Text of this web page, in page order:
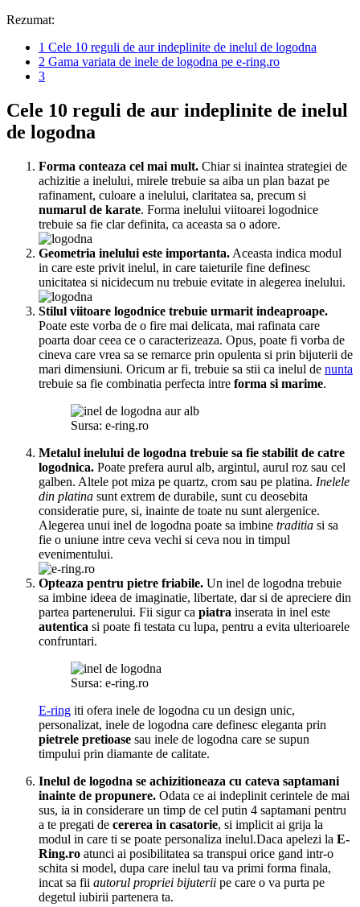
Rezumat:
1 Cele 10 reguli de aur indeplinite de inelul de logodna
2 Gama variata de inele de logodna pe e-ring.ro
3
Cele 10 reguli de aur indeplinite de inelul
de logodna
Forma conteaza cel mai mult. Chiar si inaintea strategiei de
achizitie a inelului, mirele trebuie sa aiba un plan bazat pe
rafinament, culoare a inelului, claritatea sa, precum si
numarul de karate. Forma inelului viitoarei logodnice
trebuie sa fie clar definita, ca aceasta sa o adore.
Geometria inelului este importanta. Aceasta indica modul
in care este privit inelul, in care taieturile fine definesc
unicitatea si nicidecum nu trebuie evitate in alegerea inelului.
Stilul viitoare logodnice trebuie urmarit indeaproape.
Poate este vorba de o fire mai delicata, mai rafinata care
poarta doar ceea ce o caracterizeaza. Opus, poate fi vorba de
cineva care vrea sa se remarce prin opulenta si prin bijuterii de
mari dimensiuni. Oricum ar fi, trebuie sa stii ca inelul de nunta
trebuie sa fie combinatia perfecta intre forma si marime.
Sursa: e-ring.ro
Metalul inelului de logodna trebuie sa fie stabilit de catre
logodnica. Poate prefera aurul alb, argintul, aurul roz sau cel
galben. Altele pot miza pe quartz, crom sau pe platina. Inelele
din platina sunt extrem de durabile, sunt cu deosebita
consideratie pure, si, inainte de toate nu sunt alergenice.
Alegerea unui inel de logodna poate sa imbine traditia si sa
fie o uniune intre ceva vechi si ceva nou in timpul
evenimentului.
Opteaza pentru pietre friabile. Un inel de logodna trebuie
sa imbine ideea de imaginatie, libertate, dar si de apreciere din
partea partenerului. Fii sigur ca piatra inserata in inel este
autentica si poate fi testata cu lupa, pentru a evita ulterioarele
confruntari.
Sursa: e-ring.ro
E-ring iti ofera inele de logodna cu un design unic,
personalizat, inele de logodna care definesc eleganta prin
pietrele pretioase sau inele de logodna care se supun
timpului prin diamante de calitate.
Inelul de logodna se achizitioneaza cu cateva saptamani
inainte de propunere. Odata ce ai indeplinit cerintele de mai
sus, ia in considerare un timp de cel putin 4 saptamani pentru
a te pregati de cererea in casatorie, si implicit ai grija la
modul in care ti se poate personaliza inelul.Daca apelezi la E-
Ring.ro atunci ai posibilitatea sa transpui orice gand intr-o
schita si model, dupa care inelul tau va primi forma finala,
incat sa fii autorul propriei bijuterii pe care o va purta pe
degetul iubirii partenera ta.